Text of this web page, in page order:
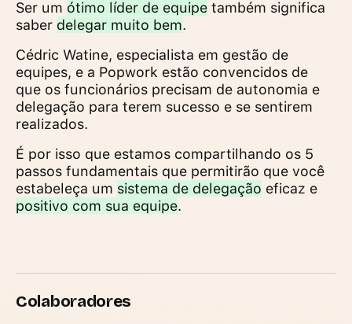
Ser um ótimo líder de equipe também significa
saber delegar muito bem.
Cédric Watine, especialista em gestão de
equipes, e a Popwork estão convencidos de
que os funcionários precisam de autonomia e
delegação para terem sucesso e se sentirem
realizados.
É por isso que estamos compartilhando os 5
passos fundamentais que permitirão que você
estabeleça um sistema de delegação eficaz e
positivo com sua equipe.
Colaboradores